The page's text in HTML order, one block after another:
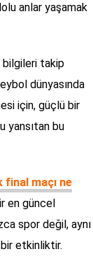
anlar yaşamak
bilgileri takip
dünyasında
için, güçlü bir
yansıtan bu
final maçı ne
en güncel
spor değil, aynı
etkinliktir.